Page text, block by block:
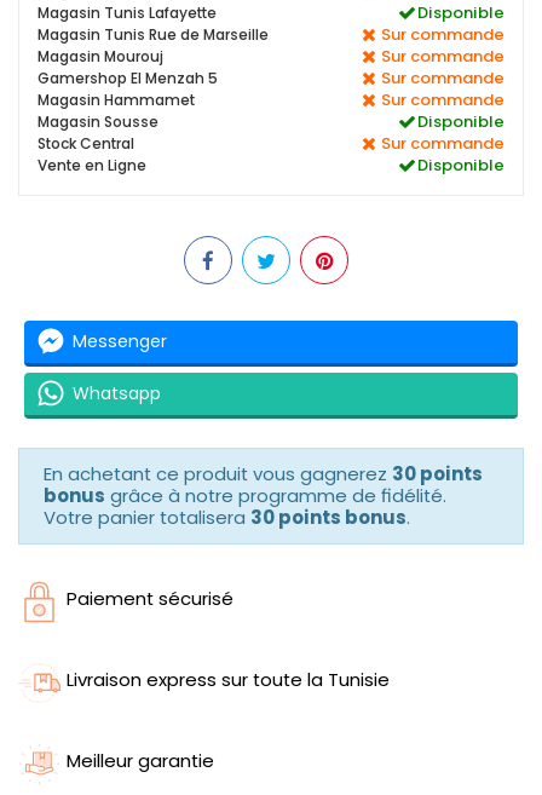
Magasin Tunis Lafayette Disponible
Magasin Tunis Rue de Marseille Sur commande
Magasin Mourouj Sur commande
Gamershop El Menzah 5 Sur commande
Magasin Hammamet Sur commande
Magasin Sousse Disponible
Stock Central Sur commande
Vente en Ligne Disponible
Messenger
Whatsapp
En achetant ce produit vous gagnerez 30 points
bonus grâce à notre programme de fidélité.
Votre panier totalisera 30 points bonus.
Paiement sécurisé
Livraison express sur toute la Tunisie
Meilleur garantie